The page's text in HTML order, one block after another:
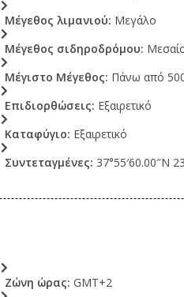
Μέγεθος λιμανιού: Μεγάλο
Μέγεθος σιδηροδρόμου:
Μέγιστο Μέγεθος: Πάνω από
Επιδιορθώσεις: Εξαιρετικό
Καταφύγιο: Εξαιρετικό
Συντεταγμένες: 37°55′60.00″N
Ζώνη ώρας: GMT+2